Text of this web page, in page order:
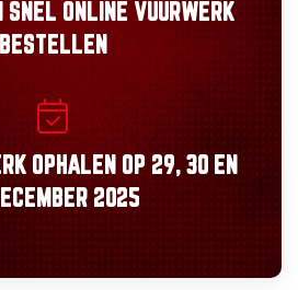
SNEL ONLINE VUURWERK
BESTELLEN
OPHALEN OP 29, 30 EN
2025